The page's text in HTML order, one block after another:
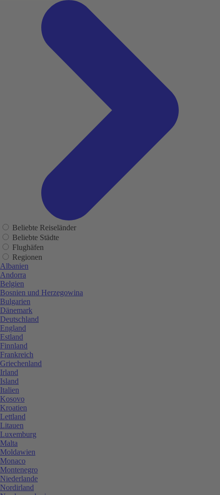
Beliebte Reiseländer
Beliebte Städte
Flughäfen
Regionen
Albanien
Andorra
Belgien
Bosnien und Herzegowina
Bulgarien
Dänemark
Deutschland
England
Estland
Finnland
Frankreich
Griechenland
Irland
Island
Italien
Kosovo
Kroatien
Lettland
Litauen
Luxemburg
Malta
Moldawien
Monaco
Montenegro
Niederlande
Nordirland